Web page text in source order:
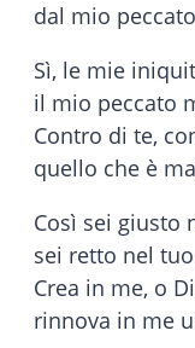
dal mio
Sì, le mie
il mio peccato
Contro di te,
quello che è
Così sei giusto
sei retto nel
Crea in me, o
rinnova in me